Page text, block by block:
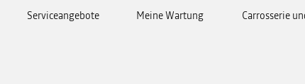
Serviceangebote Meine Wartung Carrosserie